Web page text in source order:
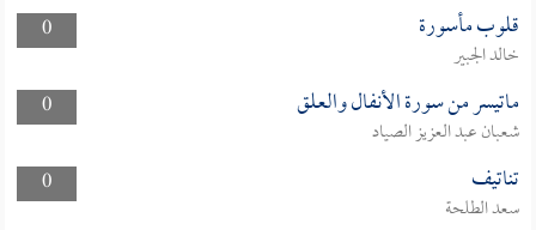
0
قلوب مأسورة
خالد الجبير
0
ماتيسر من سورة الأنفال والعلق
شعبان عبد العزيز الصياد
0
تناتيف
سعد الطلحة